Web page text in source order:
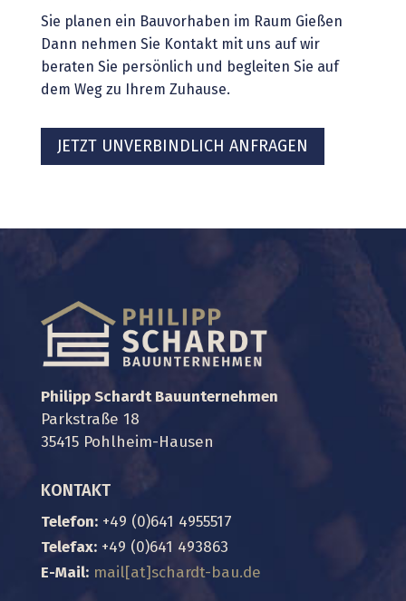
Sie planen ein Bauvorhaben im Raum Gießen
Dann nehmen Sie Kontakt mit uns auf wir
beraten Sie persönlich und begleiten Sie auf
dem Weg zu Ihrem Zuhause.
JETZT UNVERBINDLICH ANFRAGEN
Philipp Schardt Bauunternehmen
Parkstraße 18
35415 Pohlheim-Hausen
KONTAKT
Telefon:+49 (0)641 4955517
Telefax:+49 (0)641 493863
E-Mail: mail[at]schardt-bau.de